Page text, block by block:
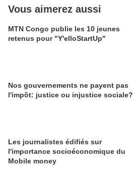
Vous aimerez aussi
MTN Congo publie les 10 jeunes
retenus pour "Y'elloStartUp"
Nos gouvernements ne payent pas
l'impôt: justice ou injustice sociale?
Les journalistes édifiés sur
l'importance socioéconomique du
Mobile money